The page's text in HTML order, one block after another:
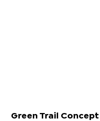
Green Trail